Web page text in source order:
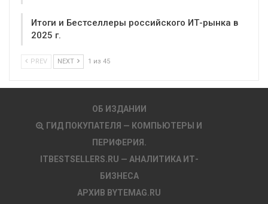
Итоги и Бестселлеры российского ИТ-рынка в
2025 г.
PREV NEXT 1 из 45
ОБ ИЗДАНИИ
ГИД ПОКУПАТЕЛЯ — КОМПЬЮТЕРЫ И
ПЕРИФЕРИЯ.
ITBESTSELLERS.RU — АНАЛИТИКА ИТ-
БИЗНЕСА
АРХИВ BYTEMAG.RU